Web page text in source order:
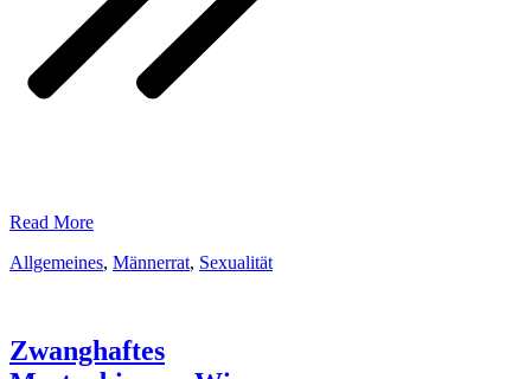
​Read More
Allgemeines, Männerrat, Sexualität
Zwanghaftes